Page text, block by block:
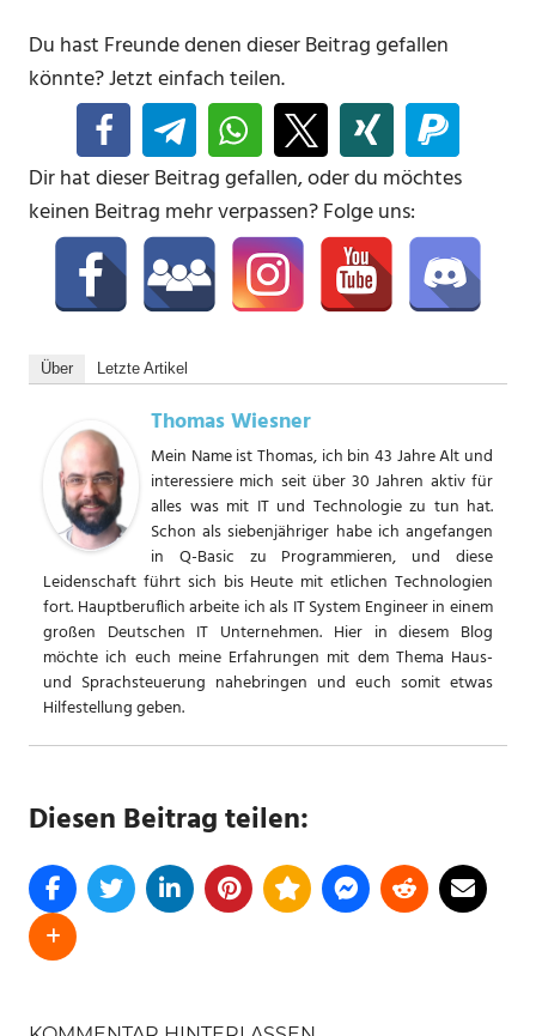
Du hast Freunde denen dieser Beitrag gefallen
könnte? Jetzt einfach teilen.
Dir hat dieser Beitrag gefallen, oder du möchtes
keinen Beitrag mehr verpassen? Folge uns:
Über Letzte Artikel
Thomas Wiesner
Mein Name ist Thomas, ich bin 43 Jahre Alt und
interessiere mich seit über 30 Jahren aktiv für
alles was mit IT und Technologie zu tun hat.
Schon als siebenjähriger habe ich angefangen
in Q-Basic zu Programmieren, und diese
Leidenschaft führt sich bis Heute mit etlichen Technologien
fort. Hauptberuflich arbeite ich als IT System Engineer in einem
großen Deutschen IT Unternehmen. Hier in diesem Blog
möchte ich euch meine Erfahrungen mit dem Thema Haus-
und Sprachsteuerung nahebringen und euch somit etwas
Hilfestellung geben.
Diesen Beitrag teilen: